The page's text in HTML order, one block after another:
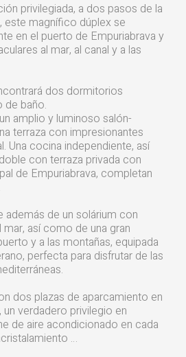
privilegiada, a dos pasos de la
este magnífico dúplex se
en el puerto de Empuriabrava y
al mar, al canal y a las
dos dormitorios
de baño.
amplio y luminoso salón-
terraza con impresionantes
Una cocina independiente, así
con terraza privada con
de Empuriabrava, completan
además de un solárium con
así como de una gran
y a las montañas, equipada
perfecta para disfrutar de las
dos plazas de aparcamiento en
verdadero privilegio en
de aire acondicionado en cada
…